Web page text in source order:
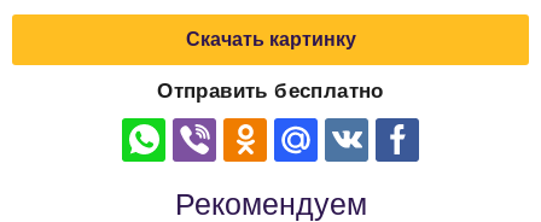
Скачать картинку
Отправить бесплатно
Рекомендуем